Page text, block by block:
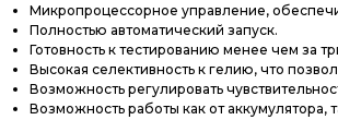
Микропроцессорное управление,
Полностью автоматический запуск.
Готовность к тестированию менее чем за
Высокая селективность к гелию, что
Возможность регулировать
Возможность работы как от аккумулятора,